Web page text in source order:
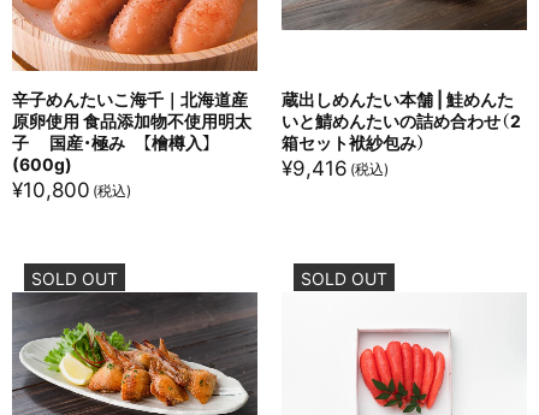
辛子めんたいこ海千｜北海道産
原卵使用 食品添加物不使用明太
子 国産・極み 【檜樽入】
(600g)
¥10,800
蔵出しめんたい本舗 | 鮭めんた
いと鯖めんたいの詰め合わせ（2
箱セット袱紗包み）
¥9,416
SOLD OUT SOLD OUT